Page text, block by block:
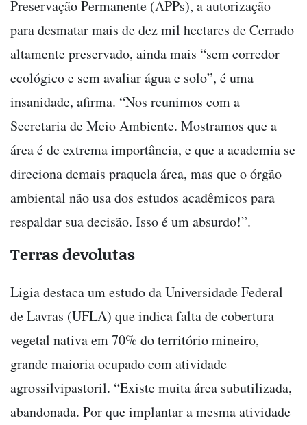
Preservação Permanente (APPs), a autorização
para desmatar mais de dez mil hectares de Cerrado
altamente preservado, ainda mais “sem corredor
ecológico e sem avaliar água e solo”, é uma
insanidade, afirma. “Nos reunimos com a
Secretaria de Meio Ambiente. Mostramos que a
área é de extrema importância, e que a academia se
direciona demais praquela área, mas que o órgão
ambiental não usa dos estudos acadêmicos para
respaldar sua decisão. Isso é um absurdo!”.
Terras devolutas
Ligia destaca um estudo da Universidade Federal
de Lavras (UFLA) que indica falta de cobertura
vegetal nativa em 70% do território mineiro,
grande maioria ocupado com atividade
agrossilvipastoril. “Existe muita área subutilizada,
abandonada. Por que implantar a mesma atividade